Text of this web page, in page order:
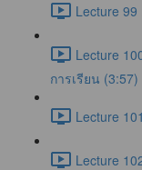
Lecture
Lecture
การเรียน (3:57)
Lecture
Lecture